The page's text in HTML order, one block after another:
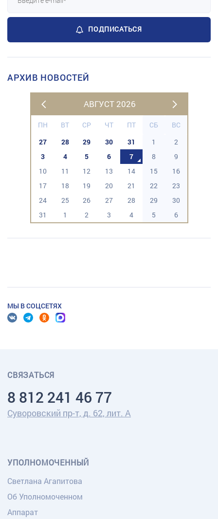
ПОДПИСАТЬСЯ
АРХИВ НОВОСТЕЙ
АВГУСТ 2026
ПН ВТ СР ЧТ ПТ СБ
ВС
27
28 29 30 31 1
2
3
4 5 6 7 8
9
10
11 12 13 14 15
16
17
18 19 20 21 22
23
24
25 26 27 28 29
30
31
1 2 3 4 5 6
МЫ В СОЦСЕТЯХ
СВЯЗАТЬСЯ
8 812 241 46 77
Суворовский пр-т, д. 62, лит. А
УПОЛНОМОЧЕННЫЙ
Светлана Агапитова
Об Уполномоченном
Аппарат